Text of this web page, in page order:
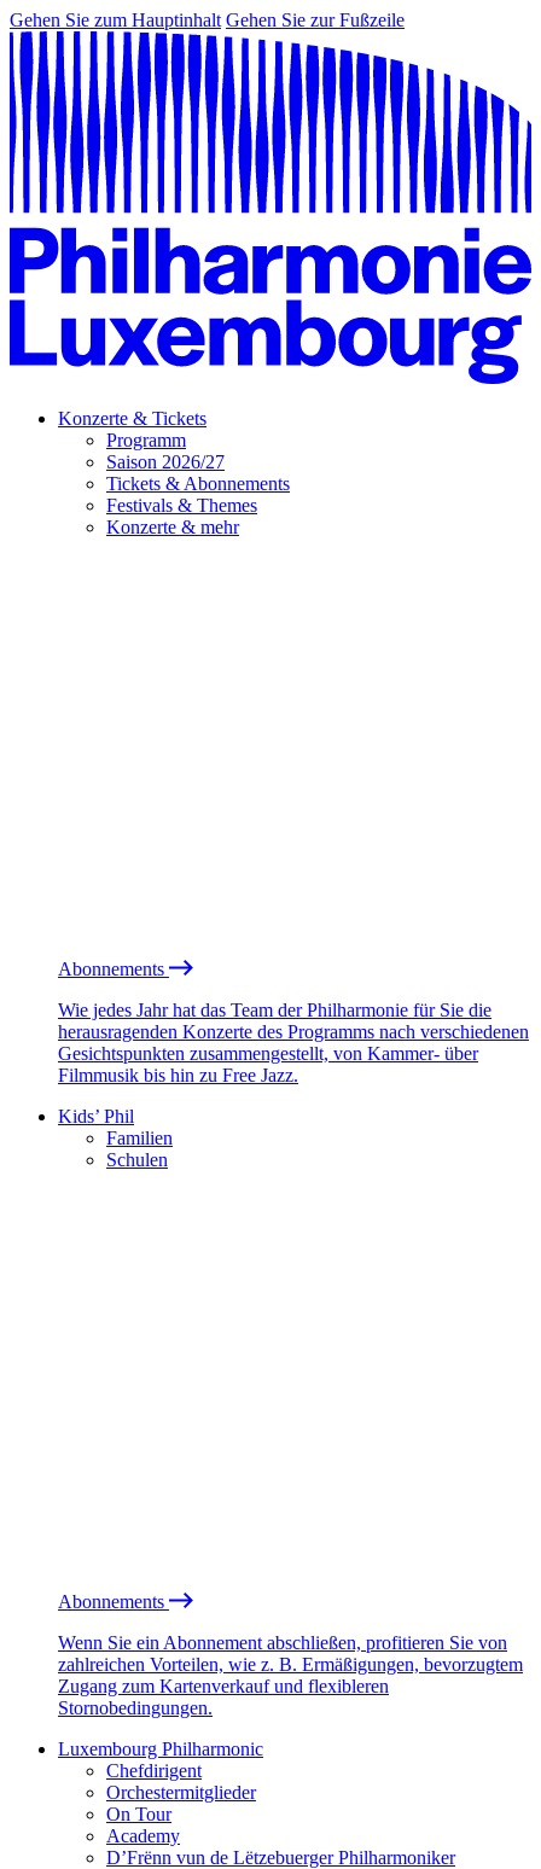
Gehen Sie zum Hauptinhalt Gehen Sie zur Fußzeile
Konzerte & Tickets
Programm
Saison 2026/27
Tickets & Abonnements
Festivals & Themes
Konzerte & mehr
Abonnements
Wie jedes Jahr hat das Team der Philharmonie für Sie die
herausragenden Konzerte des Programms nach verschiedenen
Gesichtspunkten zusammengestellt, von Kammer- über
Filmmusik bis hin zu Free Jazz.
Kids’ Phil
Familien
Schulen
Abonnements
Wenn Sie ein Abonnement abschließen, profitieren Sie von
zahlreichen Vorteilen, wie z. B. Ermäßigungen, bevorzugtem
Zugang zum Kartenverkauf und flexibleren
Stornobedingungen.
Luxembourg Philharmonic
Chefdirigent
Orchestermitglieder
On Tour
Academy
D’Frënn vun de Lëtzebuerger Philharmoniker